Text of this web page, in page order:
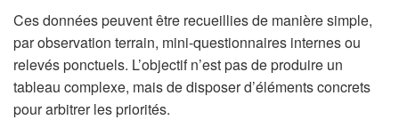
Ces données peuvent être recueillies de manière simple,
par observation terrain, mini-questionnaires internes ou
relevés ponctuels. L’objectif n’est pas de produire un
tableau complexe, mais de disposer d’éléments concrets
pour arbitrer les priorités.